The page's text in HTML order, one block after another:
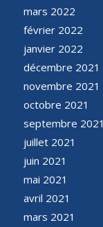
mars 2022
février 2022
janvier 2022
décembre 2021
novembre 2021
octobre 2021
septembre 2021
juillet 2021
juin 2021
mai 2021
avril 2021
mars 2021